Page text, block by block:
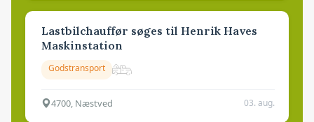
Lastbilchauffør søges til Henrik Haves
Maskinstation
Godstransport
4700, Næstved 03. aug.